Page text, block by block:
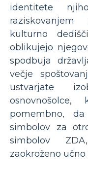
identitete
kulturno
oblikujejo
spodbuja
večje
ustvarjate
pomembno,
simbolov za
simbolov
zaokroženo učno